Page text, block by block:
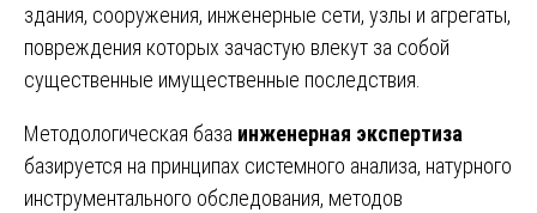
здания, сооружения, инженерные сети, узлы и агрегаты,
повреждения которых зачастую влекут за собой
существенные имущественные последствия.
Методологическая база инженерная экспертиза
базируется на принципах системного анализа, натурного
инструментального обследования, методов